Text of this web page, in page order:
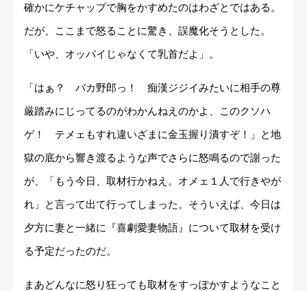
確かにケチャップで胸をかすめたのはわざとではある。
だが、ここまで怒ることに驚き、誤魔化そうとした。
「いや、オッパイじゃなくて乳首だよ」。
「はぁ？ バカ野郎っ！ 痴漢ジジイみたいに相手の尊
厳踏みにじってるのがわかんねえのかよ、このクソハ
ゲ！ テメェもすれ違いざまに金玉握り潰すぞ！」と地
獄の底から響き渡るような声でさらに怒鳴るので謝った
が、「もう今日、取材行かねえ。オメェ１人で行きやが
れ」と言って出て行ってしまった。そういえば、今日は
夕方に妻と一緒に『喜劇愛妻物語』について取材を受け
る予定だったのだ。
まあどんなに怒り狂っても取材をすっぽかすようなこと